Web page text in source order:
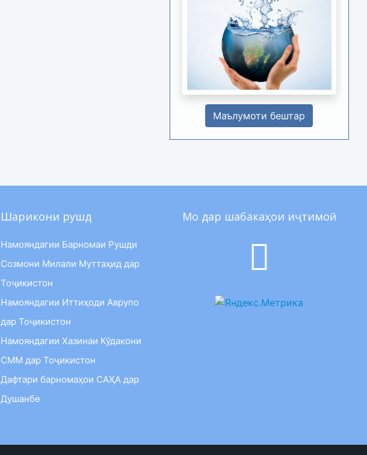
Маълумоти бештар
Шарикони рушд
Намояндагии Барномаи Рушди
Созмони Милали Муттаҳид дар
Тоҷикистон
Намояндагии Иттиҳоди Аврупо
дар Тоҷикистон
Намояндагии Хазинаи Кӯдакони
СММ дар Тоҷикистон
Дафтари барномаҳои САҲА дар
Душанбе
Мо дар шабакаҳои иҷтимоӣ